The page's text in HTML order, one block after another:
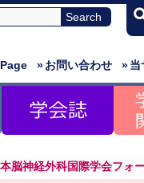
»当
»お問い合わせ
脳神経外科国際学会フォ